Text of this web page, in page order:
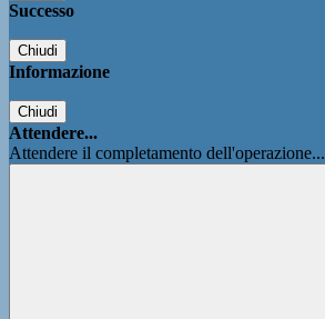
Successo
Chiudi
Informazione
Chiudi
Attendere...
Attendere il completamento dell'operazione...